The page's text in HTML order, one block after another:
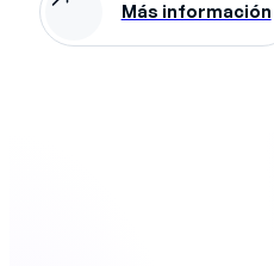
Más información